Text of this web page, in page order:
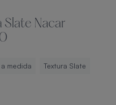
Slate Nacar
medida Textura Slate